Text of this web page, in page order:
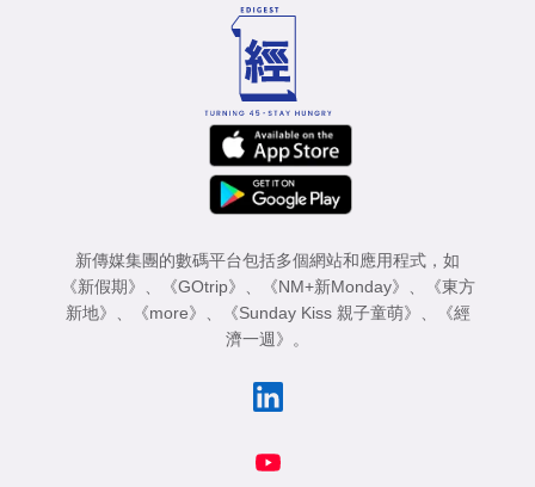
新傳媒集團的數碼平台包括多個網站和應用程式，如
《新假期》 、 《GOtrip》 、 《NM+新Monday》 、
《東方
新地》 、 《more》 、 《Sunday Kiss 親子童萌》 、
《經
濟一週》 。